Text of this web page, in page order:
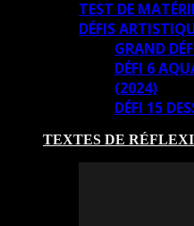
TEST DE
DÉFIS
GRAND
DÉFI 6
(2024)
DÉFI 15
TEXTES DE